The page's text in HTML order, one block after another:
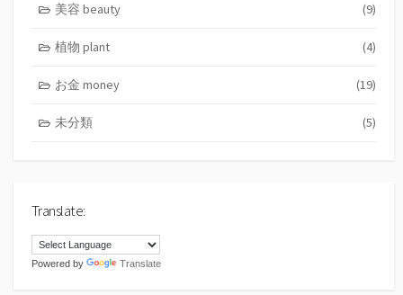
美容 beauty (9)
植物 plant (4)
お金 money (19)
未分類 (5)
Translate:
Powered by Translate